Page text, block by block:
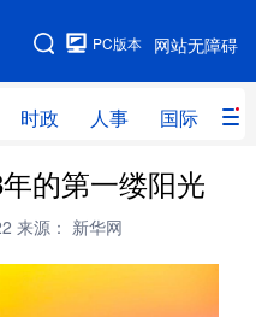
网站无障碍
PC版本
时政 人事 国际 财
图
时政 人事
网评
全球连线
的第一缕阳光
来源： 新华网